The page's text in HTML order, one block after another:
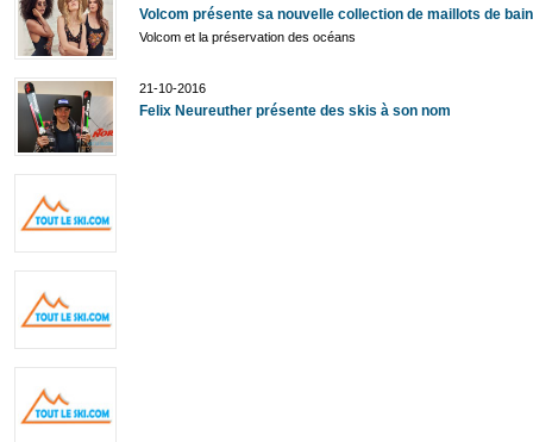
Volcom présente sa nouvelle collection de maillots de bain
Volcom et la préservation des océans
21-10-2016
Felix Neureuther présente des skis à son nom